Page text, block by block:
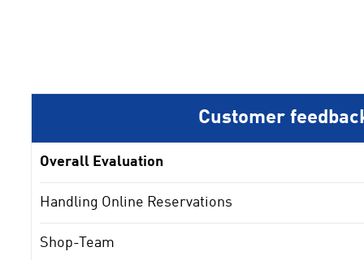
Customer
Overall Evaluation
Handling Online Reservations
Shop-Team